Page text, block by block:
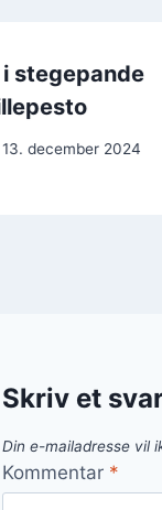
stegepande
13. december 2024
Skriv et
Din e-mailadresse vil
Kommentar *